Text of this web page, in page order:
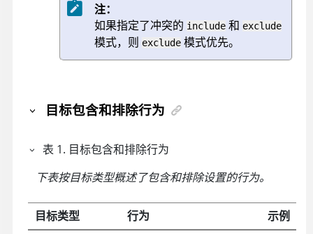
注：
如果指定了冲突的 include 和 exclude
模式，则 exclude 模式优先。
目标包含和排除行为
表 1. 目标包含和排除行为
下表按目标类型概述了包含和排除设置的行为。
目标类型 行为 示例